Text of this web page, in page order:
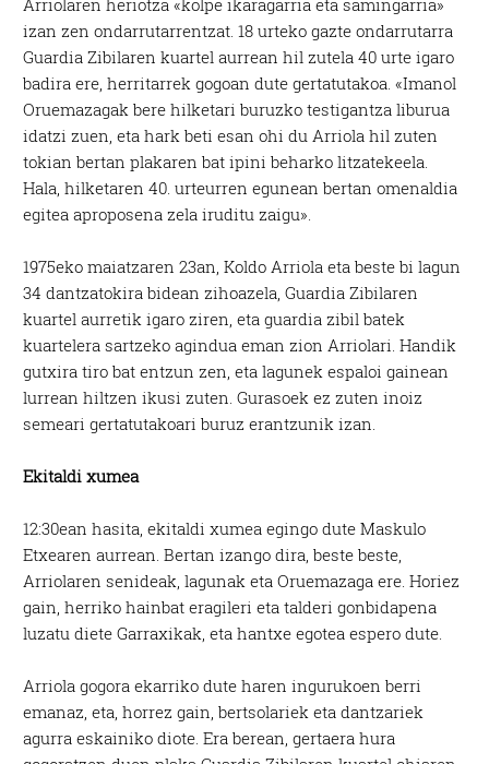
izan zen ondarrutarrentzat. 18 urteko gazte ondarrutarra
Guardia Zibilaren kuartel aurrean hil zutela 40 urte igaro
badira ere, herritarrek gogoan dute gertatutakoa. «Imanol
Oruemazagak bere hilketari buruzko testigantza liburua
idatzi zuen, eta hark beti esan ohi du Arriola hil zuten
tokian bertan plakaren bat ipini beharko litzatekeela.
Hala, hilketaren 40. urteurren egunean bertan omenaldia
egitea aproposena zela iruditu zaigu».
1975eko maiatzaren 23an, Koldo Arriola eta beste bi lagun
34 dantzatokira bidean zihoazela, Guardia Zibilaren
kuartel aurretik igaro ziren, eta guardia zibil batek
kuartelera sartzeko agindua eman zion Arriolari. Handik
gutxira tiro bat entzun zen, eta lagunek espaloi gainean
lurrean hiltzen ikusi zuten. Gurasoek ez zuten inoiz
semeari gertatutakoari buruz erantzunik izan.
Ekitaldi xumea
12:30ean hasita, ekitaldi xumea egingo dute Maskulo
Etxearen aurrean. Bertan izango dira, beste beste,
Arriolaren senideak, lagunak eta Oruemazaga ere. Horiez
gain, herriko hainbat eragileri eta talderi gonbidapena
luzatu diete Garraxikak, eta hantxe egotea espero dute.
Arriola gogora ekarriko dute haren ingurukoen berri
emanaz, eta, horrez gain, bertsolariek eta dantzariek
agurra eskainiko diote. Era berean, gertaera hura